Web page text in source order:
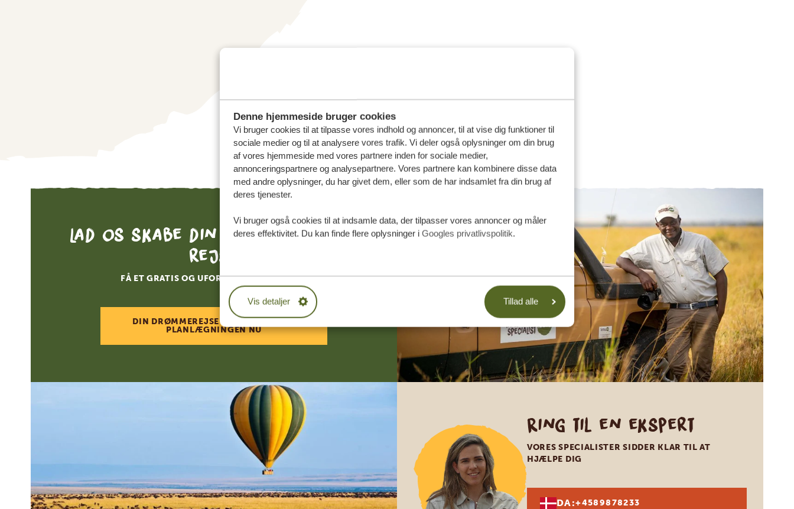
Denne hjemmeside bruger cookies
Vi bruger cookies til at tilpasse vores indhold og annoncer, til at vise dig funktioner til
sociale medier og til at analysere vores trafik. Vi deler også oplysninger om din brug
af vores hjemmeside med vores partnere inden for sociale medier,
annonceringspartnere og analysepartnere. Vores partnere kan kombinere disse data
med andre oplysninger, du har givet dem, eller som de har indsamlet fra din brug af
deres tjenester.
Vi bruger også cookies til at indsamle data, der tilpasser vores annoncer og måler
deres effektivitet. Du kan finde flere oplysninger i Googles privatlivspolitik.
Vis detaljer Tillad alle
Lad os skabe din skræddersyede
rejse
FÅ ET GRATIS OG UFORPLIGTENDE TILBUD
DIN DRØMMEREJSE VENTER – START
PLANLÆGNINGEN NU
Ring til en ekspert
VORES SPECIALISTER SIDDER KLAR TIL AT
HJÆLPE DIG
DA:+4589878233